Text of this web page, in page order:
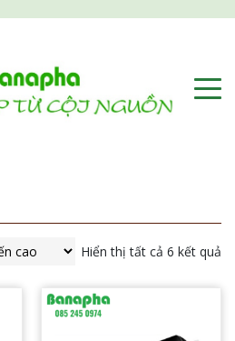
Hiển thị tất cả 6 kết quả